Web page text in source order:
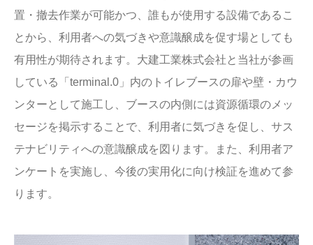
置・撤去作業が可能かつ、誰もが使用する設備であるこ
とから、利用者への気づきや意識醸成を促す場としても
有用性が期待されます。大建工業株式会社と当社が参画
している「terminal.0」内のトイレブースの扉や壁・カウ
ンターとして施工し、ブースの内側には資源循環のメッ
セージを掲示することで、利用者に気づきを促し、サス
テナビリティへの意識醸成を図ります。また、利用者ア
ンケートを実施し、今後の実用化に向け検証を進めて参
ります。